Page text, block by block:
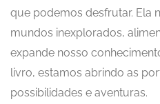
que podemos desfrutar. Ela
mundos inexplorados,
expande nosso
livro, estamos abrindo as
possibilidades e aventuras.